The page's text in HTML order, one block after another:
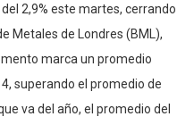
2,9% este martes, cerrando
Metales de Londres (BML),
marca un promedio
superando el promedio de
va del año, el promedio del